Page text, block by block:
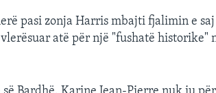
pasi zonja Harris mbajti fjalimin e
atë për një "fushatë historike"